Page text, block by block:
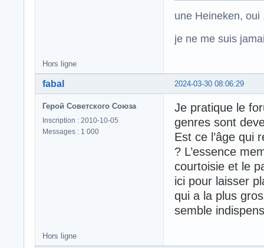
une Heineken,
je ne me suis
Hors ligne
2024-03-30 08:06:29
fabal
Герой Советского Союза
Inscription : 2010-10-05
Messages : 1 000
Je pratique le
genres sont
Est ce l’âge qui
? L’essence
courtoisie et le
ici pour laisser
qui a la plus
semble
Hors ligne